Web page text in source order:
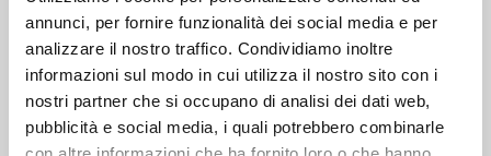
annunci, per fornire funzionalità dei social media e per
analizzare il nostro traffico. Condividiamo inoltre
informazioni sul modo in cui utilizza il nostro sito con i
nostri partner che si occupano di analisi dei dati web,
pubblicità e social media, i quali potrebbero combinarle
Altri volumi della serie